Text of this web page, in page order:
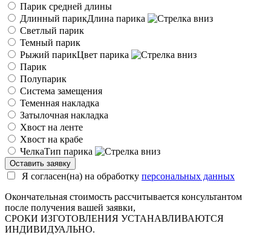
Парик средней длины
Длинный парикДлина парика
Светлый парик
Темный парик
Рыжий парикЦвет парика
Парик
Полупарик
Система замещения
Теменная накладка
Затылочная накладка
Хвост на ленте
Хвост на крабе
ЧелкаТип парика
Я согласен(на) на обработку персональных данных
Окончательная стоимость рассчитывается консультантом
после получения вашей заявки,
СРОКИ ИЗГОТОВЛЕНИЯ УСТАНАВЛИВАЮТСЯ
ИНДИВИДУАЛЬНО.